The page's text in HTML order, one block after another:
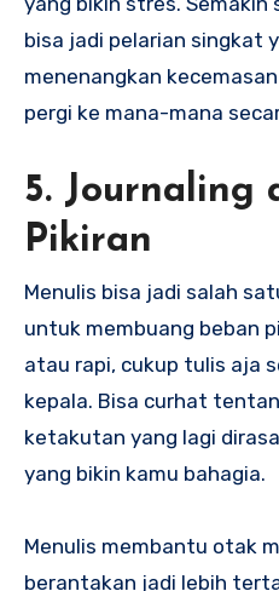
bisa jadi pelarian singkat
menenangkan
pergi ke mana-mana
5. Journaling
Pikiran
Menulis bisa jadi salah
untuk membuang beban
atau rapi, cukup tulis aja
kepala. Bisa curhat
ketakutan yang lagi
yang bikin kamu bahagia.
Menulis membantu otak
berantakan jadi lebih